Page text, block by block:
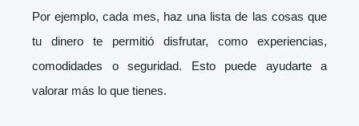
Por ejemplo, cada mes, haz una lista de las cosas que
tu dinero te permitió disfrutar, como experiencias,
comodidades o seguridad. Esto puede ayudarte a
valorar más lo que tienes.